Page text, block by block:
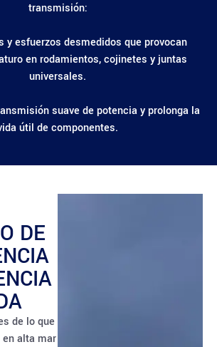
transmisión:
y esfuerzos desmedidos que provocan
en rodamientos, cojinetes y juntas
universales.
suave de potencia y prolonga la
útil de componentes.
DE
de lo que
alta mar